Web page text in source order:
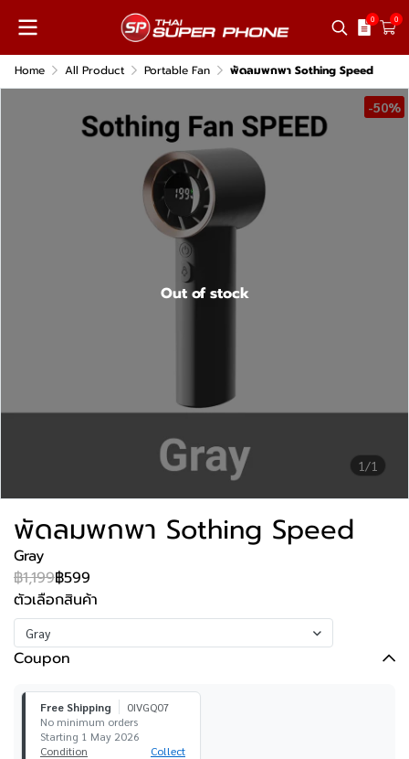
0 0
Home All Product Portable Fan พัดลมพกพา Sothing Speed
1/1
-50%
Out of stock
พัดลมพกพา Sothing Speed
Gray
฿1,199฿599
ตัวเลือกสินค้า
Gray
Coupon
Free Shipping
0IVGQ07
No minimum orders
Starting 1 May 2026
Condition
Collect